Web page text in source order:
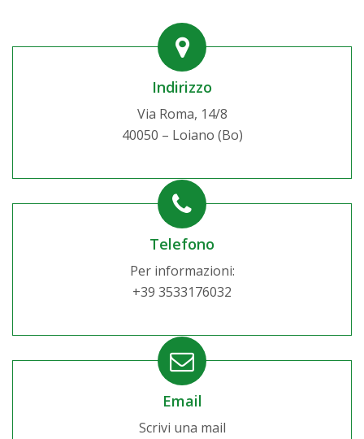
Indirizzo
Via Roma, 14/8
40050 – Loiano (Bo)
Telefono
Per informazioni:
+39 3533176032
Email
Scrivi una mail